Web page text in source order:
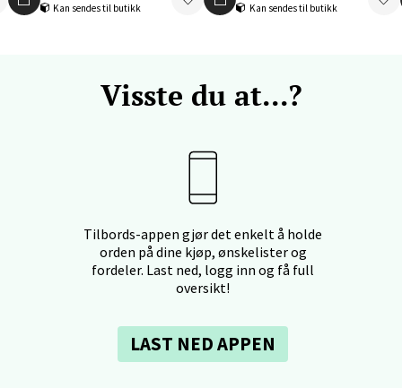
Kan sendes til butikk
Kan sendes til butikk
Visste du at...?
Tilbords-appen gjør det enkelt å holde
orden på dine kjøp, ønskelister og
fordeler. Last ned, logg inn og få full
oversikt!
LAST NED APPEN
- Thon Senter Moa